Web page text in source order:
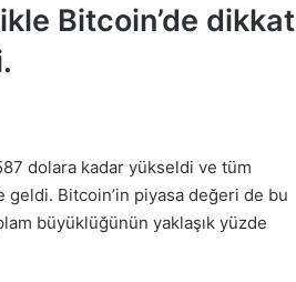
Bitcoin’de dikkat
dolara kadar yükseldi ve tüm
Bitcoin’in piyasa değeri de bu
büyüklüğünün yaklaşık yüzde